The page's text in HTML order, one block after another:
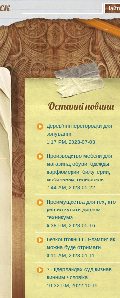
Останні новини
Дерев'яні перегородки для
зонування
1:17 PM, 2023-07-03
Производство мебели для
магазина, обуви, одежды,
парфюмерии, бижутерии,
мобильных телефонов.
7:44 AM, 2023-05-22
Преимущества для тех, кто
решил купить диплом
техникума
6:38 PM, 2023-05-16
Безкоштовні LED-лампи: як
можна буде отримати.
0:15 AM, 2023-01-11
У Нідерландах суд визнав
винним чоловіка..
10:32 PM, 2022-10-19